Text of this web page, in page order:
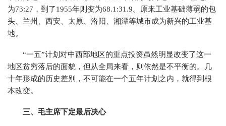
为73:27，到了1955年则变为68.1:31.9。原来工业基础薄弱的包
头、兰州、西安、太原、洛阳、湘潭等城市成为新兴的工业基
地。
“一五”计划对中西部地区的重点投资虽然明显改变了这一
地区贫穷落后的面貌，但从全局来看，则依然是不平衡的。几
十年形成的历史差别，不可能在一个五年计划之内，就得到根
本改变。
三、毛主席下定最后决心